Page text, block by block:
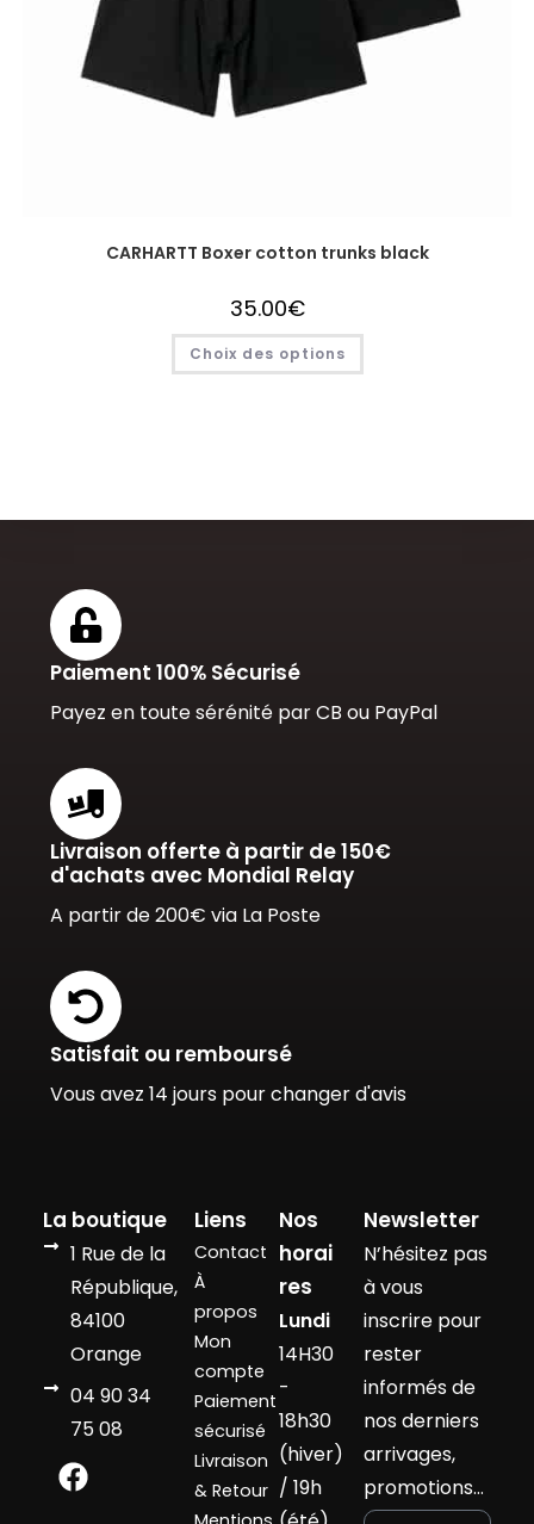
CARHARTT Boxer cotton trunks black
35.00€
Choix des options
Paiement 100% Sécurisé
Payez en toute sérénité par CB ou PayPal
Livraison offerte à partir de 150€
d'achats avec Mondial Relay
A partir de 200€ via La Poste
Satisfait ou remboursé
Vous avez 14 jours pour changer d'avis
La boutique
1 Rue de la
République,
84100
Orange
04 90 34
75 08
Liens
Contact
À
propos
Mon
compte
Paiement
sécurisé
Livraison
& Retour
Nos
horai
res
Lundi
14H30
-
18h30
(hiver)
/ 19h
Newsletter
N’hésitez pas
à vous
inscrire pour
rester
informés de
nos derniers
arrivages,
promotions…